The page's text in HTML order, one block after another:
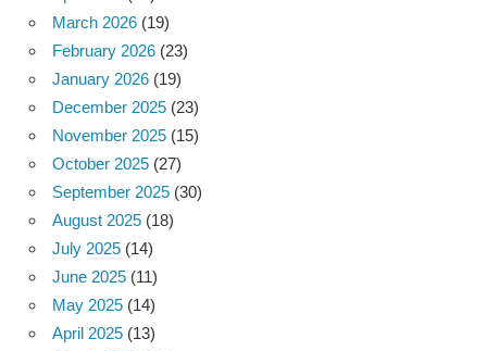
March 2026 (19)
February 2026 (23)
January 2026 (19)
December 2025 (23)
November 2025 (15)
October 2025 (27)
September 2025 (30)
August 2025 (18)
July 2025 (14)
June 2025 (11)
May 2025 (14)
April 2025 (13)